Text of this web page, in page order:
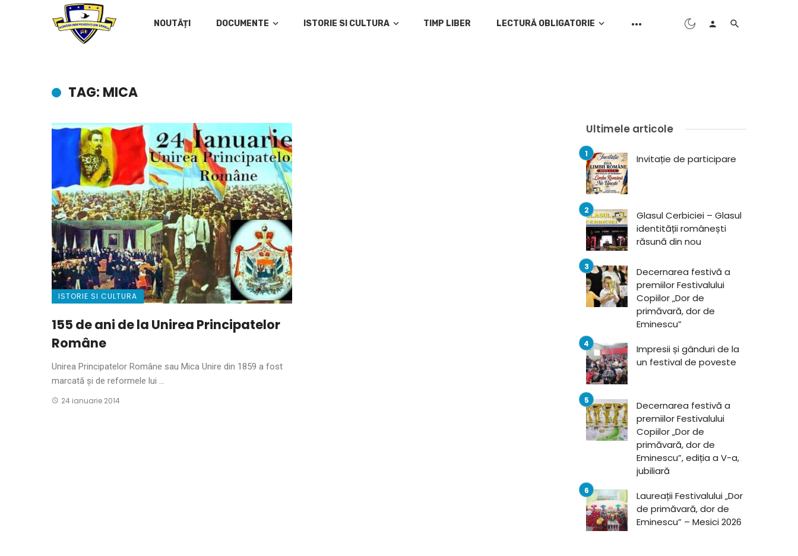
NOUTĂȚI DOCUMENTE ISTORIE SI CULTURA TIMP LIBER LECTURĂ OBLIGATORIE
TAG: MICA
ISTORIE SI CULTURA
155 de ani de la Unirea Principatelor
Române
Unirea Principatelor Române sau Mica Unire din 1859 a fost
marcată și de reformele lui ...
24 ianuarie 2014
Ultimele articole
Invitație de participare
Glasul Cerbiciei – Glasul
identității românești
răsună din nou
Decernarea festivă a
premiilor Festivalului
Copiilor „Dor de
primăvară, dor de
Eminescu”
Impresii și gânduri de la
un festival de poveste
Decernarea festivă a
premiilor Festivalului
Copiilor „Dor de
primăvară, dor de
Eminescu”, ediția a V-a,
jubiliară
Laureații Festivalului „Dor
de primăvară, dor de
Eminescu” – Mesici 2026